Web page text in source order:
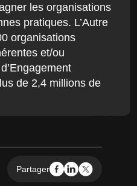
les organisations
pratiques. L’Autre
organisations
et/ou
de 2,4 millions de
Partager